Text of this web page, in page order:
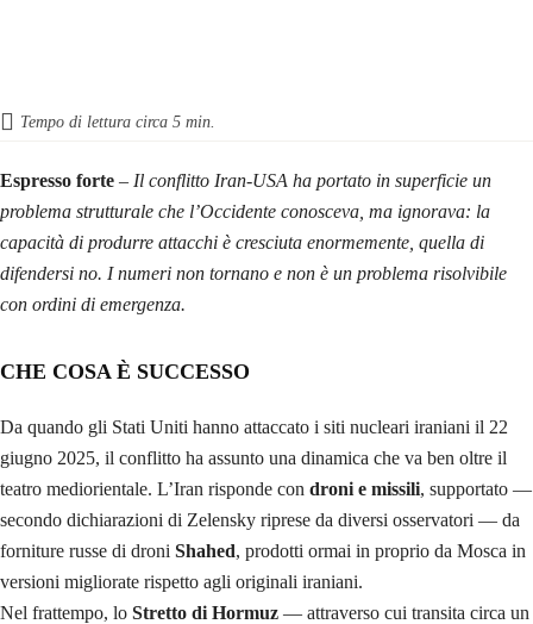
Tempo di lettura circa 5 min.
Espresso forte – Il conflitto Iran-USA ha portato in superficie un
problema strutturale che l’Occidente conosceva, ma ignorava: la
capacità di produrre attacchi è cresciuta enormemente, quella di
difendersi no. I numeri non tornano e non è un problema risolvibile
con ordini di emergenza.
CHE COSA È SUCCESSO
Da quando gli Stati Uniti hanno attaccato i siti nucleari iraniani il 22
giugno 2025, il conflitto ha assunto una dinamica che va ben oltre il
teatro mediorientale. L’Iran risponde con droni e missili, supportato —
secondo dichiarazioni di Zelensky riprese da diversi osservatori — da
forniture russe di droni Shahed, prodotti ormai in proprio da Mosca in
versioni migliorate rispetto agli originali iraniani.
Nel frattempo, lo Stretto di Hormuz — attraverso cui transita circa un